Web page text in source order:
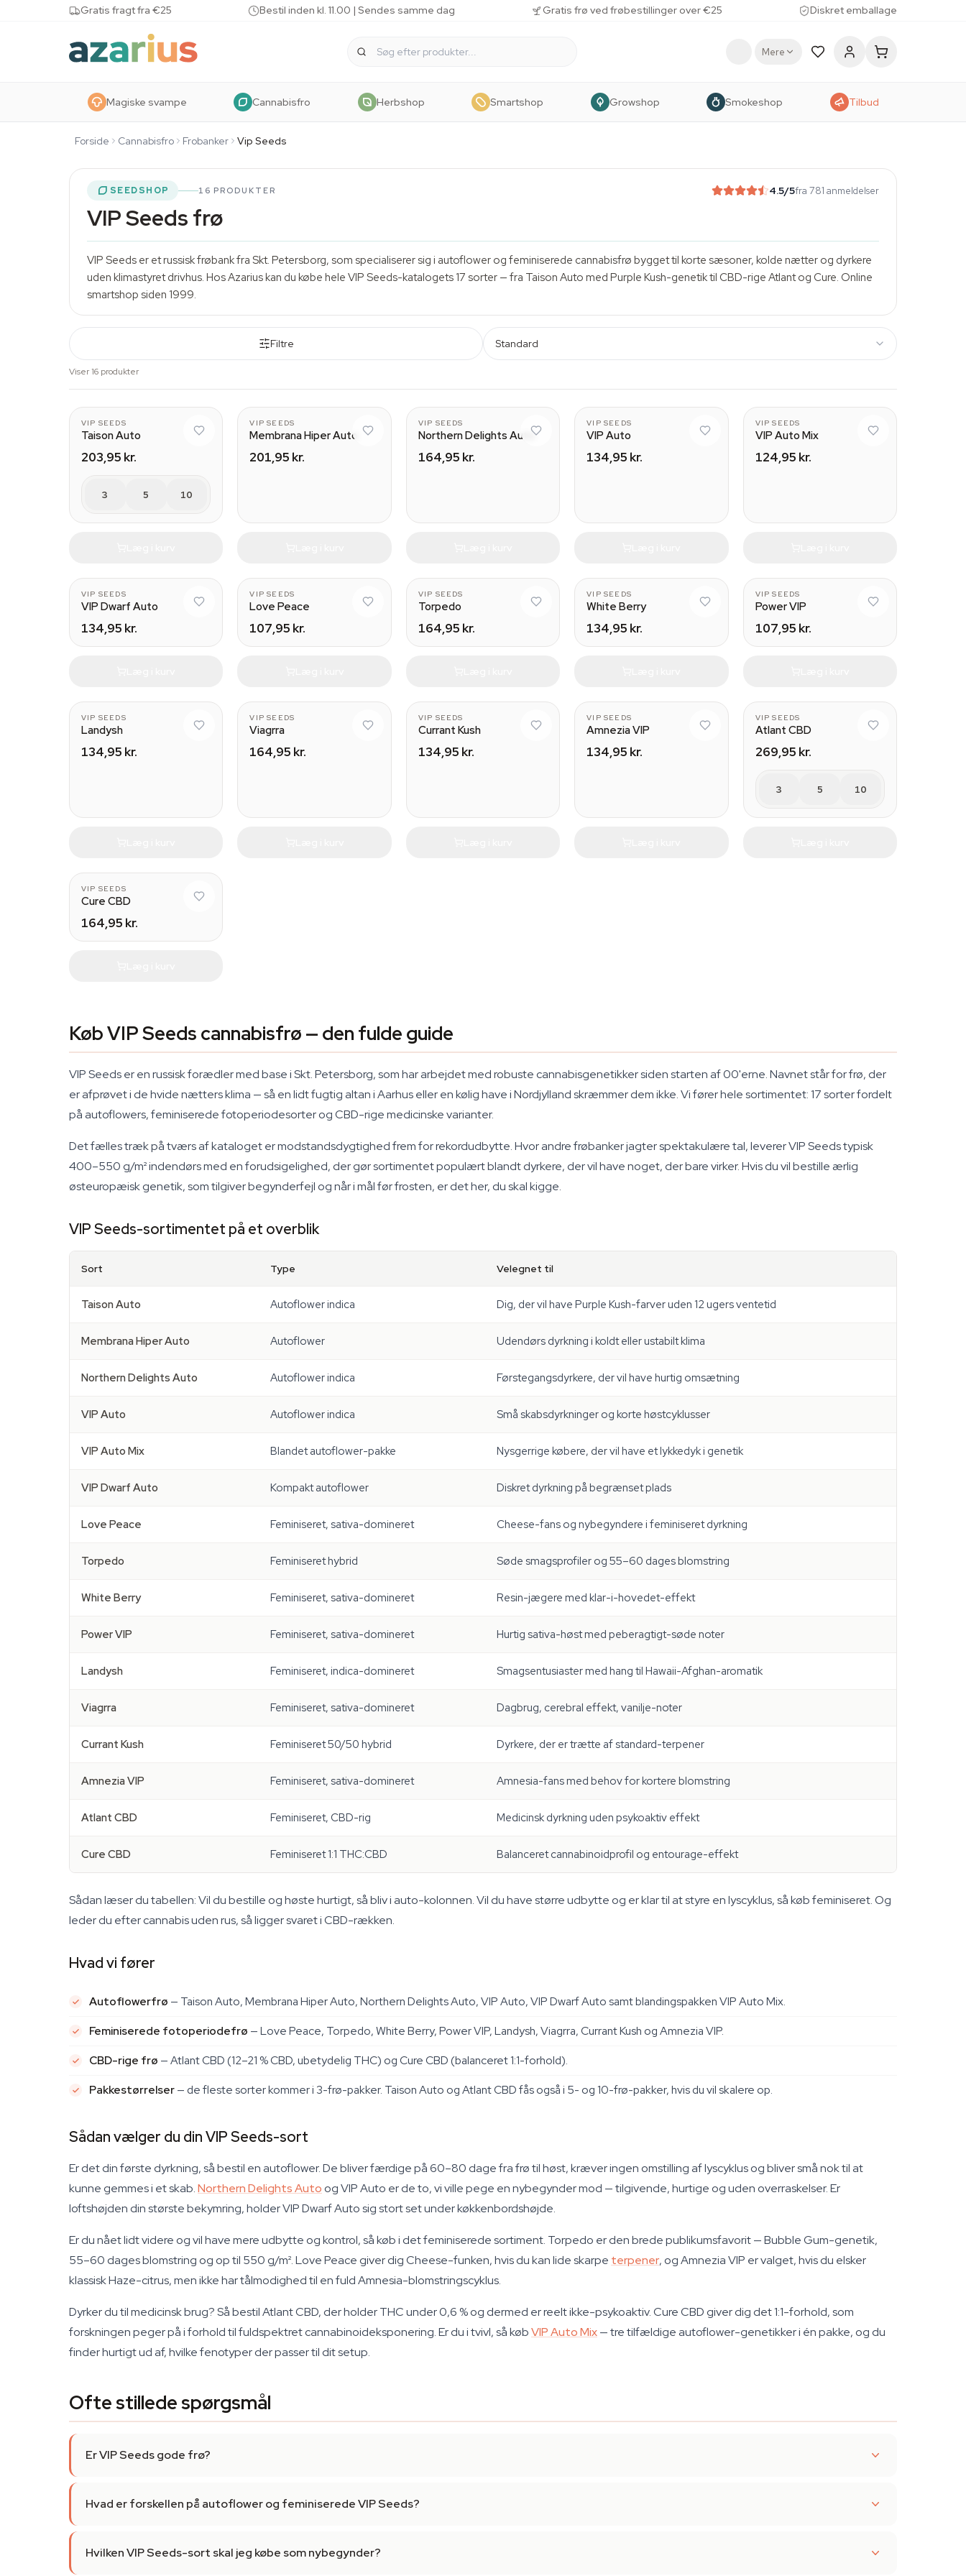
Skip to content Gratis fragt fra €25 Bestil inden kl. 11.00 | Sendes samme dag Gratis frø ved frøbestillinger over €25 Diskret emballage
Mere
Magiske svampe Cannabisfro Herbshop Smartshop Growshop Smokeshop Tilbud
Forside Cannabisfro Frobanker Vip Seeds
SEEDSHOP 16 PRODUKTER 4.5/5fra 781 anmeldelser
VIP Seeds frø
VIP Seeds er et russisk frøbank fra Skt. Petersborg, som specialiserer sig i autoflower og feminiserede cannabisfrø bygget til korte sæsoner, kolde nætter og dyrkere
uden klimastyret drivhus. Hos Azarius kan du købe hele VIP Seeds-katalogets 17 sorter — fra Taison Auto med Purple Kush-genetik til CBD-rige Atlant og Cure. Online
smartshop siden 1999.
Filtre Standard
Viser 16 produkter
VIP SEEDS
Taison Auto
203,95 kr.
3 5 10
VIP SEEDS
Membrana Hiper Auto
201,95 kr.
VIP SEEDS
Northern Delights Auto
164,95 kr.
VIP SEEDS
VIP Auto
134,95 kr.
VIP SEEDS
VIP Auto Mix
124,95 kr.
VIP SEEDS
VIP Dwarf Auto
134,95 kr.
VIP SEEDS
Love Peace
107,95 kr.
VIP SEEDS
Torpedo
164,95 kr.
VIP SEEDS
White Berry
134,95 kr.
VIP SEEDS
Power VIP
107,95 kr.
VIP SEEDS
Landysh
134,95 kr.
VIP SEEDS
Viagrra
164,95 kr.
VIP SEEDS
Currant Kush
134,95 kr.
VIP SEEDS
Amnezia VIP
134,95 kr.
VIP SEEDS
Atlant CBD
269,95 kr.
3 5 10
VIP SEEDS
Cure CBD
164,95 kr.
Køb VIP Seeds cannabisfrø — den fulde guide
VIP Seeds er en russisk forædler med base i Skt. Petersborg, som har arbejdet med robuste cannabisgenetikker siden starten af 00'erne. Navnet står for frø, der
er afprøvet i de hvide nætters klima — så en lidt fugtig altan i Aarhus eller en kølig have i Nordjylland skræmmer dem ikke. Vi fører hele sortimentet: 17 sorter fordelt
på autoflowers, feminiserede fotoperiodesorter og CBD-rige medicinske varianter.
Det fælles træk på tværs af kataloget er modstandsdygtighed frem for rekordudbytte. Hvor andre frøbanker jagter spektakulære tal, leverer VIP Seeds typisk
400–550 g/m² indendørs med en forudsigelighed, der gør sortimentet populært blandt dyrkere, der vil have noget, der bare virker. Hvis du vil bestille ærlig
østeuropæisk genetik, som tilgiver begynderfejl og når i mål før frosten, er det her, du skal kigge.
VIP Seeds-sortimentet på et overblik
Sort Type Velegnet til
Taison Auto Autoflower indica Dig, der vil have Purple Kush-farver uden 12 ugers ventetid
Membrana Hiper Auto Autoflower Udendørs dyrkning i koldt eller ustabilt klima
Northern Delights Auto Autoflower indica Førstegangsdyrkere, der vil have hurtig omsætning
VIP Auto Autoflower indica Små skabsdyrkninger og korte høstcyklusser
VIP Auto Mix Blandet autoflower-pakke Nysgerrige købere, der vil have et lykkedyk i genetik
VIP Dwarf Auto Kompakt autoflower Diskret dyrkning på begrænset plads
Love Peace Feminiseret, sativa-domineret Cheese-fans og nybegyndere i feminiseret dyrkning
Torpedo Feminiseret hybrid Søde smagsprofiler og 55–60 dages blomstring
White Berry Feminiseret, sativa-domineret Resin-jægere med klar-i-hovedet-effekt
Power VIP Feminiseret, sativa-domineret Hurtig sativa-høst med peberagtigt-søde noter
Landysh Feminiseret, indica-domineret Smagsentusiaster med hang til Hawaii-Afghan-aromatik
Viagrra Feminiseret, sativa-domineret Dagbrug, cerebral effekt, vanilje-noter
Currant Kush Feminiseret 50/50 hybrid Dyrkere, der er trætte af standard-terpener
Amnezia VIP Feminiseret, sativa-domineret Amnesia-fans med behov for kortere blomstring
Atlant CBD Feminiseret, CBD-rig Medicinsk dyrkning uden psykoaktiv effekt
Cure CBD Feminiseret 1:1 THC:CBD Balanceret cannabinoidprofil og entourage-effekt
Sådan læser du tabellen: Vil du bestille og høste hurtigt, så bliv i auto-kolonnen. Vil du have større udbytte og er klar til at styre en lyscyklus, så køb feminiseret. Og
leder du efter cannabis uden rus, så ligger svaret i CBD-rækken.
Hvad vi fører
Autoflowerfrø — Taison Auto, Membrana Hiper Auto, Northern Delights Auto, VIP Auto, VIP Dwarf Auto samt blandingspakken VIP Auto Mix.
Feminiserede fotoperiodefrø — Love Peace, Torpedo, White Berry, Power VIP, Landysh, Viagrra, Currant Kush og Amnezia VIP.
CBD-rige frø — Atlant CBD (12–21 % CBD, ubetydelig THC) og Cure CBD (balanceret 1:1-forhold).
Pakkestørrelser— de fleste sorter kommer i 3-frø-pakker. Taison Auto og Atlant CBD fås også i 5- og 10-frø-pakker, hvis du vil skalere op.
Sådan vælger du din VIP Seeds-sort
Er det din første dyrkning, så bestil en autoflower. De bliver færdige på 60–80 dage fra frø til høst, kræver ingen omstilling af lyscyklus og bliver små nok til at
kunne gemmes i et skab.Northern Delights Auto og VIP Auto er de to, vi ville pege en nybegynder mod — tilgivende, hurtige og uden overraskelser. Er
loftshøjden din største bekymring, holder VIP Dwarf Auto sig stort set under køkkenbordshøjde.
Er du nået lidt videre og vil have mere udbytte og kontrol, så køb i det feminiserede sortiment. Torpedo er den brede publikumsfavorit — Bubble Gum-genetik,
55–60 dages blomstring og op til 550 g/m². Love Peace giver dig Cheese-funken, hvis du kan lide skarpe terpener, og Amnezia VIP er valget, hvis du elsker
klassisk Haze-citrus, men ikke har tålmodighed til en fuld Amnesia-blomstringscyklus.
Dyrker du til medicinsk brug? Så bestil Atlant CBD, der holder THC under 0,6 % og dermed er reelt ikke-psykoaktiv. Cure CBD giver dig det 1:1-forhold, som
forskningen peger på i forhold til fuldspektret cannabinoideksponering. Er du i tvivl, så købVIP Auto Mix— tre tilfældige autoflower-genetikker i én pakke, og du
finder hurtigt ud af, hvilke fenotyper der passer til dit setup.
Ofte stillede spørgsmål
Er VIP Seeds gode frø?
Hvad er forskellen på autoflower og feminiserede VIP Seeds?
Hvilken VIP Seeds-sort skal jeg købe som nybegynder?